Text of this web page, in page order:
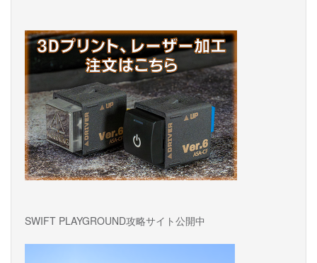
ョ
ン
SWIFT PLAYGROUND攻略サイト公開中